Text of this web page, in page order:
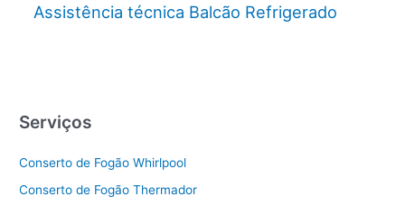
Assistência técnica Balcão Refrigerado
Serviços
Conserto de Fogão Whirlpool
Conserto de Fogão Thermador